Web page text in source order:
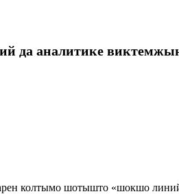
да аналитике
колтымо шотышто «шокшо